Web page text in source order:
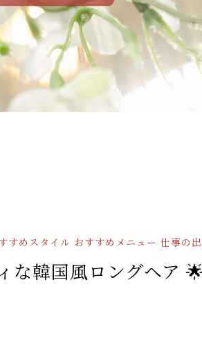
すめスタイル おすすめメニュー 仕事の
な韓国風ロングヘア